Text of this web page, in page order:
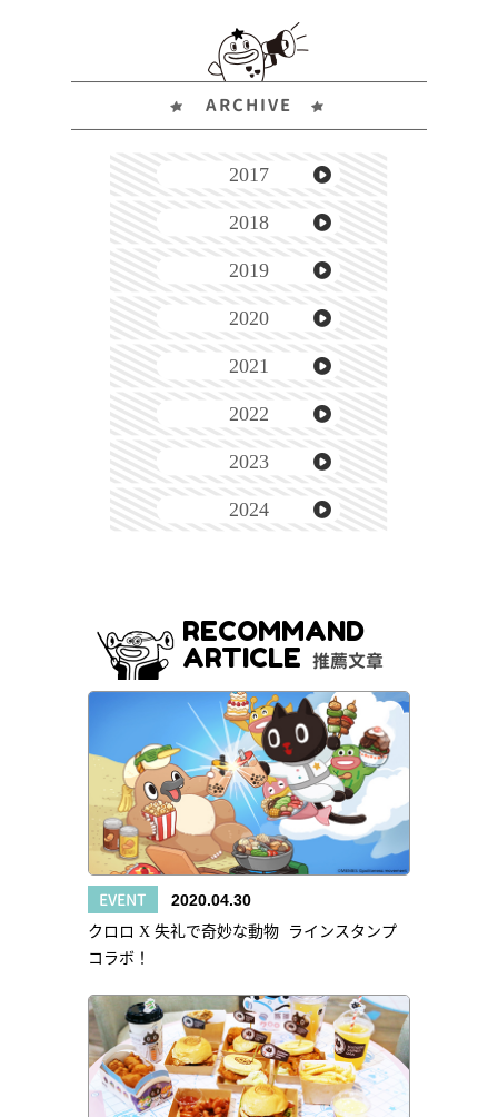
ARCHIVE
2017
2018
2019
2020
2021
2022
2023
2024
RECOMMAND
ARTICLE 推薦文章
EVENT 2020.04.30
クロロ X 失礼で奇妙な動物 ラインスタンプ
コラボ！